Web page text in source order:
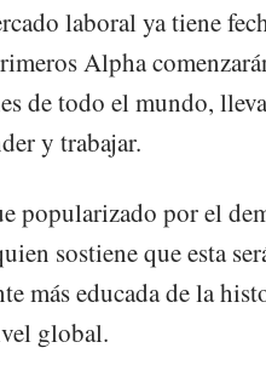
laboral ya tiene
Alpha
de todo el mundo,
y trabajar.
popularizado por el
sostiene que esta
más educada de la
global.